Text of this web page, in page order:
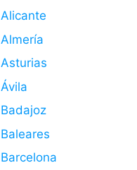
Alicante
Almería
Asturias
Ávila
Badajoz
Baleares
Barcelona